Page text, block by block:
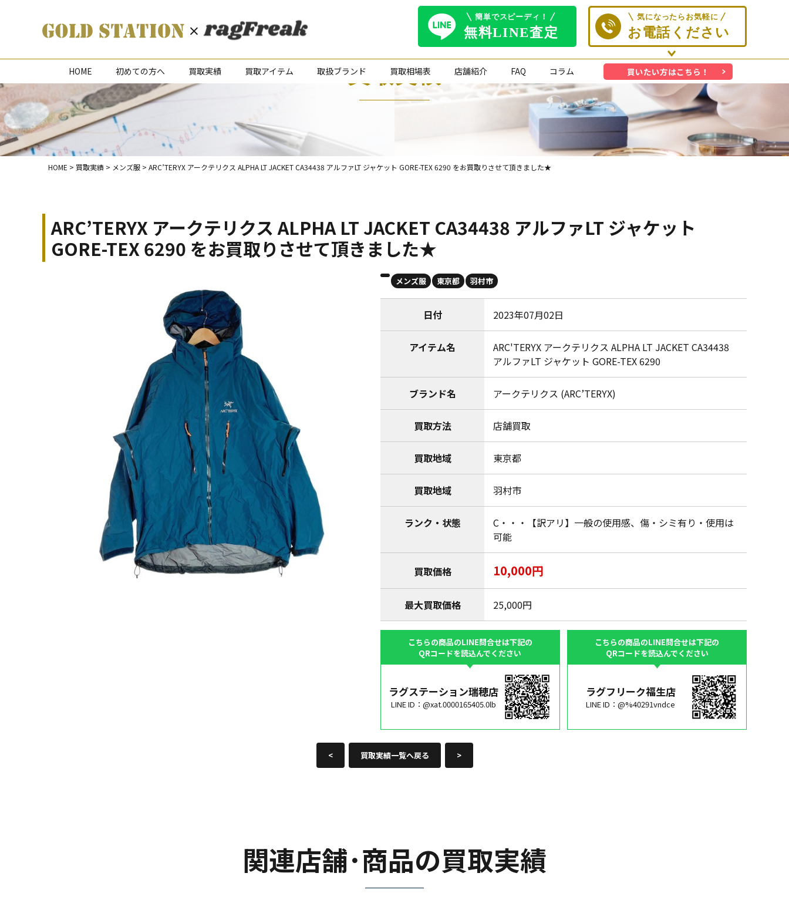
HOME 初めての方へ 買取実績 買取アイテム 取扱ブランド 買取相場表 店舗紹介 FAQ コラム 買いたい方はこちら！
買取実績
HOME > 買取実績 > メンズ服 > ARC’TERYX アークテリクス ALPHA LT JACKET CA34438 アルファLT ジャケット GORE-TEX 6290 をお買取りさせて頂きました★
ARC’TERYX アークテリクス ALPHA LT JACKET CA34438 アルファLT ジャケット
GORE-TEX 6290 をお買取りさせて頂きました★
メンズ服 東京都 羽村市
日付 2023年07月02日
アイテム名
ARC'TERYX アークテリクス ALPHA LT JACKET CA34438
アルファLT ジャケット GORE-TEX 6290
ブランド名 アークテリクス (ARC’TERYX)
買取方法 店舗買取
買取地域 東京都
買取地域 羽村市
ランク・状態
C・・・【訳アリ】一般の使用感、傷・シミ有り・使用は
可能
買取価格 10,000円
最大買取価格 25,000円
こちらの商品のLINE問合せは下記の
QRコードを読込んでください
ラグステーション瑞穂店
LINE ID：@xat.0000165405.0lb
こちらの商品のLINE問合せは下記の
QRコードを読込んでください
ラグフリーク福生店
LINE ID：@%40291vndce
< 買取実績一覧へ戻る >
関連店舗･商品の買取実績